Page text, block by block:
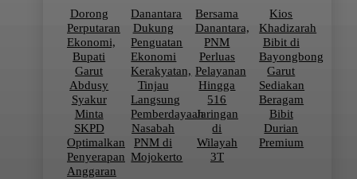
Dorong
Perputaran
Ekonomi,
Bupati
Garut
Abdusy
Syakur
Minta
SKPD
Optimalkan
Penyerapan
Anggaran
Danantara
Dukung
Penguatan
Ekonomi
Kerakyatan,
Tinjau
Langsung
Pemberdayaan
Nasabah
PNM di
Mojokerto
Bersama
Danantara,
PNM
Perluas
Pelayanan
Hingga
516
Jaringan
di
Wilayah
3T
Kios
Khadizarah
Bibit di
Bayongbong
Garut
Sediakan
Beragam
Bibit
Durian
Premium